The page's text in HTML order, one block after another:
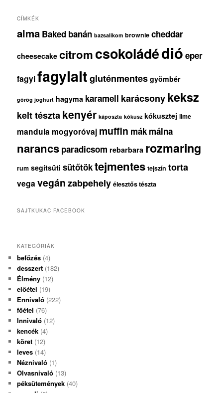
CÍMKÉK
alma Baked banán bazsalikom brownie cheddar
cheesecake citromcsokoládédió eper
fagyifagylaltgluténmentes gyömbér
görög joghurt hagyma karamell karácsonykeksz
kelt tésztakenyér káposzta kókusz kókusztej lime
mandula mogyoróvaj muffin mák málna
narancs paradicsom rebarbara rozmaring
rum segítsüti sütőtöktejmentes tejszín torta
vega vegánzabpehely élesztős tészta
SAJTKUKAC FACEBOOK
KATEGÓRIÁK
befőzés (4)
desszert (182)
Élmény (12)
előétel (19)
Ennivaló (222)
főétel (76)
Innivaló (12)
kencék (4)
köret (12)
leves (14)
Néznivaló (1)
Olvasnivaló (13)
péksütemények (40)